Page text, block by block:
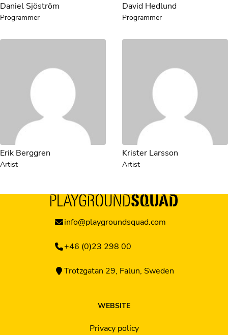
Daniel Sjöström
Programmer
David Hedlund
Programmer
Erik Berggren
Artist
Krister Larsson
Artist
info@playgroundsquad.com
+46 (0)23 298 00
Trotzgatan 29, Falun, Sweden
WEBSITE
Privacy policy